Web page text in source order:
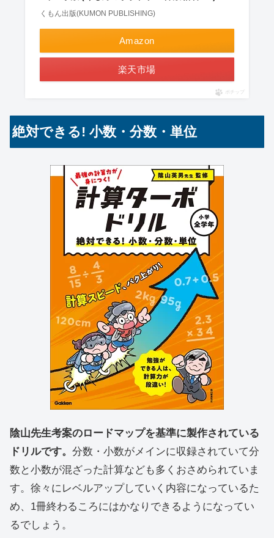
くもん出版(KUMON PUBLISHING)
Amazon
楽天市場
ポチップ
絶対できる! 小数・分数・単位
陰山先生考案のロードマップを基準に製作されている
ドリルです。 分数・小数がメインに収録されていて分
数と小数が混ざった計算なども多くおさめられていま
す。徐々にレベルアップしていく内容になっているた
め、1冊終わるころにはかなりできるようになってい
るでしょう。